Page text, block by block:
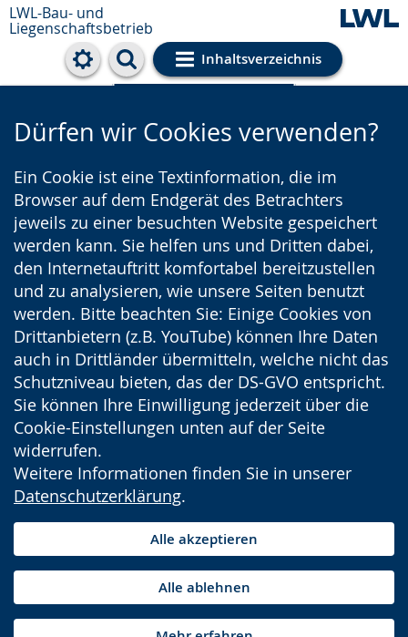
LWL-Bau- und
Liegenschaftsbetrieb
Inhaltsverzeichnis
Cookie-Einstellungen
Dürfen wir Cookies verwenden?
Ein Cookie ist eine Textinformation, die im
Browser auf dem Endgerät des Betrachters
jeweils zu einer besuchten Website gespeichert
werden kann. Sie helfen uns und Dritten dabei,
den Internetauftritt komfortabel bereitzustellen
und zu analysieren, wie unsere Seiten benutzt
werden. Bitte beachten Sie: Einige Cookies von
Drittanbietern (z.B. YouTube) können Ihre Daten
auch in Drittländer übermitteln, welche nicht das
Schutzniveau bieten, das der DS-GVO entspricht.
Sie können Ihre Einwilligung jederzeit über die
Cookie-Einstellungen unten auf der Seite
widerrufen.
Weitere Informationen finden Sie in unserer
Datenschutzerklärung.
Alle akzeptieren
Alle ablehnen